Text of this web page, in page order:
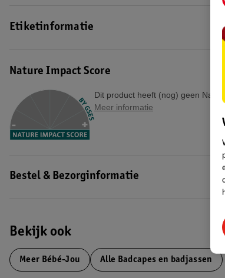
Etiketinformatie
Nature Impact Score
Dit product heeft (nog) geen
Meer informatie
Bestel & Bezorginformatie
Bekijk ook
Meer Bébé-Jou Alle Badcapes en badjassen